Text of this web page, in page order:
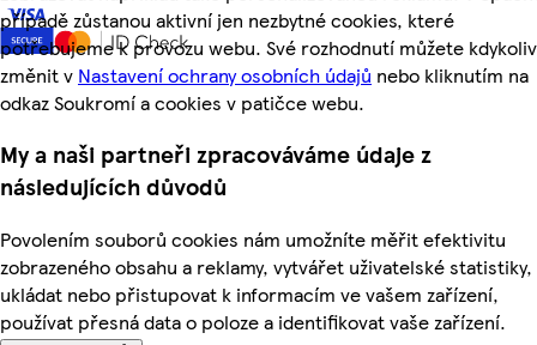
případě zůstanou aktivní jen nezbytné cookies, které
potřebujeme k provozu webu. Své rozhodnutí můžete kdykoliv
změnit v Nastavení ochrany osobních údajů nebo kliknutím na
odkaz Soukromí a cookies v patičce webu.
My a naši partneři zpracováváme údaje z
následujících důvodů
Povolením souborů cookies nám umožníte měřit efektivitu
zobrazeného obsahu a reklamy, vytvářet uživatelské statistiky,
ukládat nebo přistupovat k informacím ve vašem zařízení,
používat přesná data o poloze a identifikovat vaše zařízení.